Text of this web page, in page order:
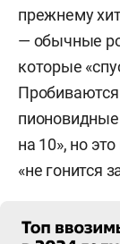
прежнему
— обычные
которые
на 10», но
«не гонится